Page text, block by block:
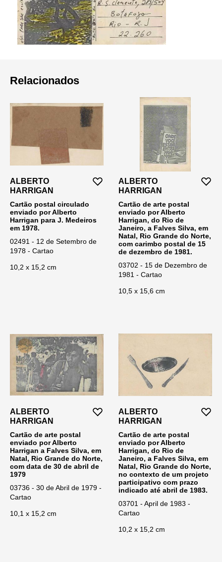
Relacionados
ALBERTO
HARRIGAN
Cartão postal circulado
enviado por Alberto
Harrigan para J. Medeiros
em 1978.
02491 - 12 de Setembro de
1978 - Cartao
10,2 x 15,2 cm
ALBERTO
HARRIGAN
Cartão de arte postal
enviado por Alberto
Harrigan, do Rio de
Janeiro, a Falves Silva, em
Natal, Rio Grande do Norte,
com carimbo postal de 15
de dezembro de 1981.
03702 - 15 de Dezembro de
1981 - Cartao
10,5 x 15,6 cm
ALBERTO
HARRIGAN
Cartão de arte postal
enviado por Alberto
Harrigan a Falves Silva, em
Natal, Rio Grande do Norte,
com data de 30 de abril de
1979
03736 - 30 de Abril de 1979 -
Cartao
10,1 x 15,2 cm
ALBERTO
HARRIGAN
Cartão de arte postal
enviado por Alberto
Harrigan, do Rio de
Janeiro, a Falves Silva, em
Natal, Rio Grande do Norte,
no contexto de um projeto
participativo com prazo
indicado até abril de 1983.
03701 - April de 1983 -
Cartao
10,2 x 15,2 cm